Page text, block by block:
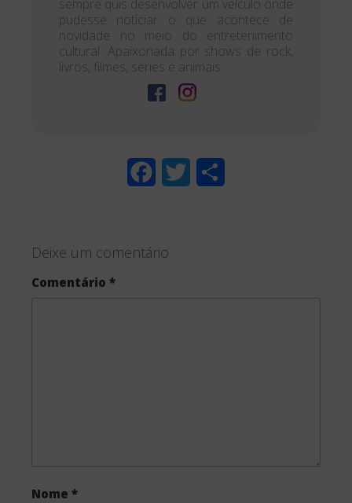
sempre quis desenvolver um veículo onde
pudesse noticiar o que acontece de
novidade no meio do entretenimento
cultural. Apaixonada por shows de rock,
livros, filmes, séries e animais.
e
Deixe um comentário
Comentário *
Nome *